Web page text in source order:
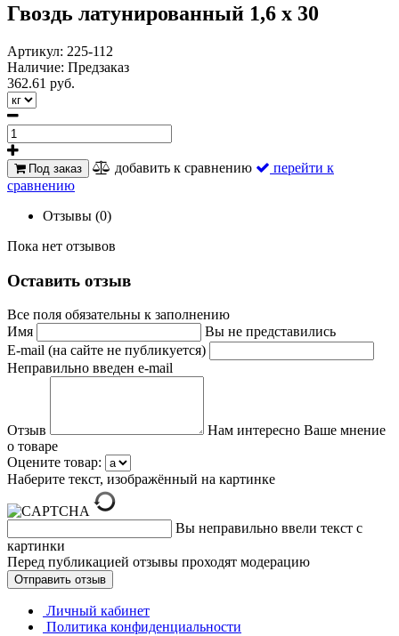
Гвоздь латунированный 1,6 х 30
Артикул: 225-112
Наличие: Предзаказ
362.61 руб.
Под заказ добавить к сравнению
перейти к
сравнению
Отзывы (0)
Пока нет отзывов
Оставить отзыв
Все поля обязательны к заполнению
Имя
Вы не представились
E-mail (на сайте не публикуется)
Неправильно введен e-mail
Отзыв
Нам интересно Ваше мнение
о товаре
Оцените товар:
Наберите текст, изображённый на картинке
Вы неправильно ввели текст с
картинки
Перед публикацией отзывы проходят модерацию
Личный кабинет
Политика конфиденциальности